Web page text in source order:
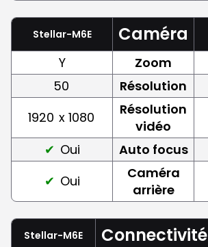
Stellar-M6E Caméra
Y Zoom
50
Résolution
1920 x 1080
Résolution
vidéo
Oui
Auto focus
Oui
Caméra
arrière
Stellar-M6E Connectivité